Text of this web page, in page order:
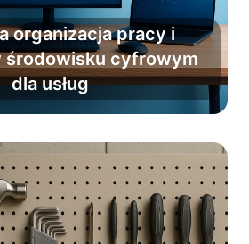
organizacja pracy i
środowisku cyfrowym
dla usług
nawyk porządku i
jako stały element
codzienności.